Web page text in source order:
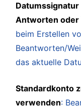
Antworten oder
beim Erstellen
Beantworten/
das aktuelle
Standardkonto
verwenden: